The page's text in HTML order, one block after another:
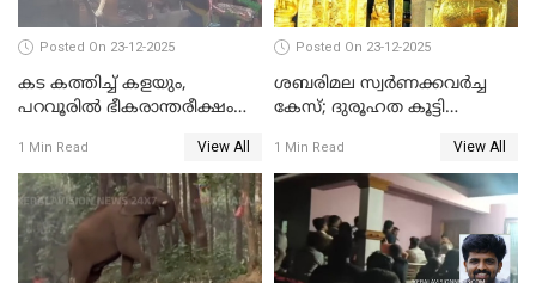
Posted On 23-12-2025
കട കത്തിച്ച് കളയും,
പറവൂരില്‍ ഭീകരാന്തരീക്ഷം
1 Min Read View All
Posted On 23-12-2025
ശബരിമല സ്വര്‍ണക്കവര്‍ച്ച
കേസ്; ദുരൂഹത കൂട്ടി
1 Min Read View All